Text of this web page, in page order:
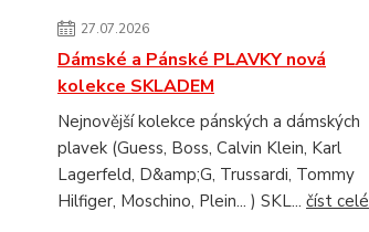
27.07.2026
Dámské a Pánské PLAVKY nová
kolekce SKLADEM
Nejnovější kolekce pánských a dámských
plavek (Guess, Boss, Calvin Klein, Karl
Lagerfeld, D&amp;G, Trussardi, Tommy
Hilfiger, Moschino, Plein... ) SKL... číst celé